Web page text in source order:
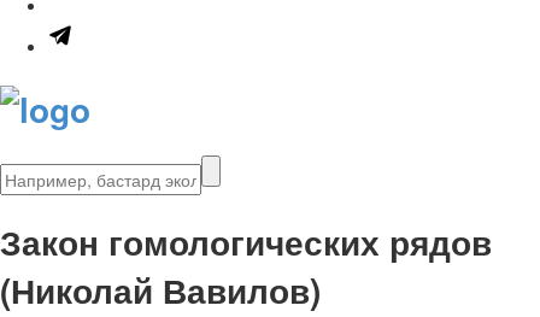
Закон гомологических рядов
(Николай Вавилов)